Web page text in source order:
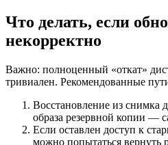
Что делать, если
некорректно
Важно: полноценный «откат»
тривиален. Рекомендованные
Восстановление из снимка
образа резервной копии —
Если оставлен доступ к
можно попытаться вернуть